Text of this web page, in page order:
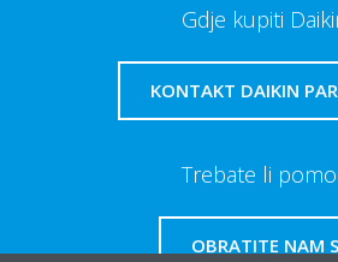
Gdje kupiti
KONTAKT DAIKIN
Trebate li
OBRATITE NAM